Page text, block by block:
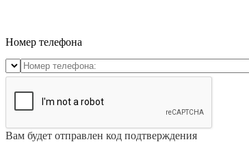
Номер телефона
Вам будет отправлен код подтверждения